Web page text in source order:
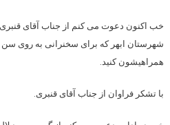
خب اکنون دعوت می کنم از جناب آقای
شهرستان ابهر که برای سخنرانی به روی
همراهیشون کنید.
با تشکر فراوان از جناب آقای قنبری.